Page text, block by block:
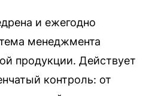
и ежегодно
менеджмента
продукции. Действует
контроль: от